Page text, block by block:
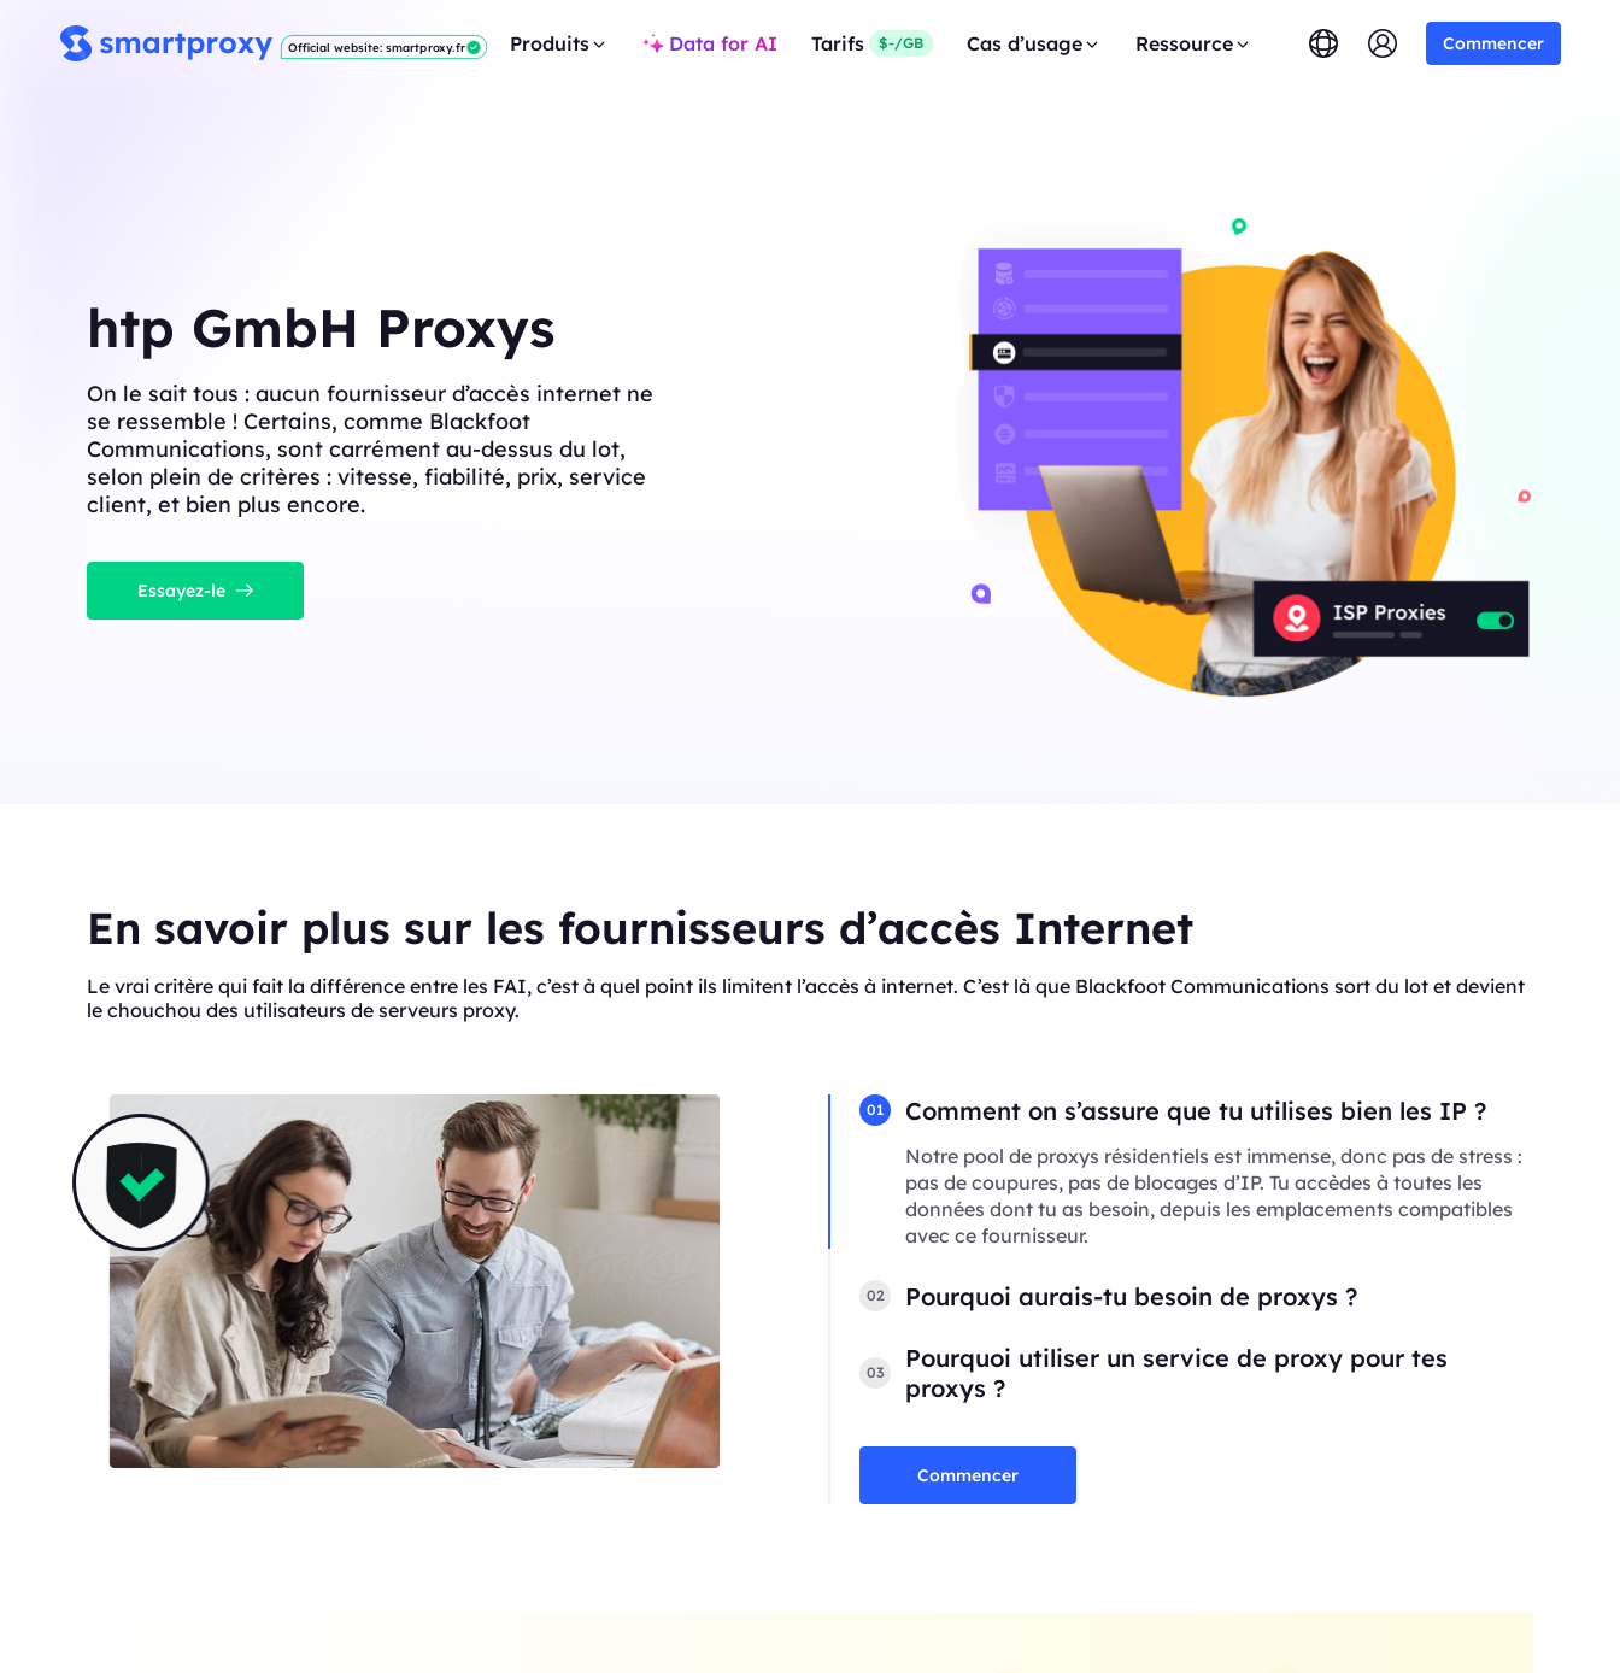
Official website: smartproxy.fr Produits Data for AI Tarifs $-/GB Cas d’usage Ressource Commencer
htp GmbH Proxys
On le sait tous : aucun fournisseur d’accès internet ne
se ressemble ! Certains, comme Blackfoot
Communications, sont carrément au-dessus du lot,
selon plein de critères : vitesse, fiabilité, prix, service
client, et bien plus encore.
Essayez-le
En savoir plus sur les fournisseurs d’accès Internet
Le vrai critère qui fait la différence entre les FAI, c’est à quel point ils limitent l’accès à internet. C’est là que Blackfoot Communications sort du lot et devient
le chouchou des utilisateurs de serveurs proxy.
01 Comment on s’assure que tu utilises bien les IP ?
Notre pool de proxys résidentiels est immense, donc pas de stress :
pas de coupures, pas de blocages d’IP. Tu accèdes à toutes les
données dont tu as besoin, depuis les emplacements compatibles
avec ce fournisseur.
02 Pourquoi aurais-tu besoin de proxys ?
03
Pourquoi utiliser un service de proxy pour tes
proxys ?
Commencer